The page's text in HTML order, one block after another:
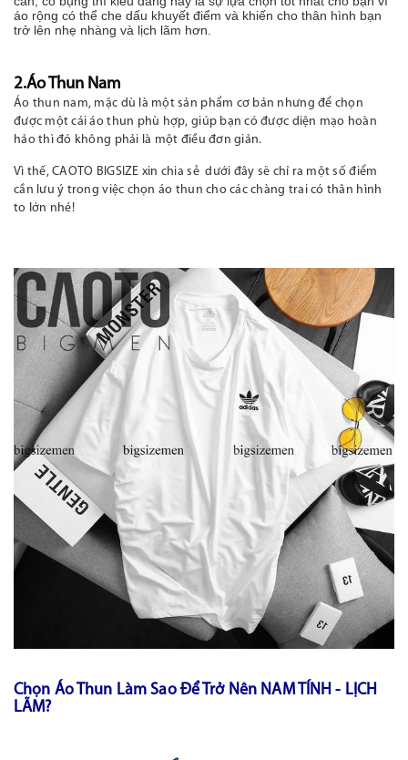
áo rộng có thể che dấu khuyết điểm và khiến cho thân hình bạn
trở lên nhẹ nhàng và lịch lãm hơn.
2.Áo Thun Nam
Áo thun nam, mặc dù là một sản phẩm cơ bản nhưng để chọn
được một cái áo thun phù hợp, giúp bạn có được diện mạo hoàn
hảo thì đó không phải là một điều đơn giản.
Vì thế, CAOTO BIGSIZE xin chia sẻ dưới đây sẽ chỉ ra một số điểm
cần lưu ý trong việc chọn áo thun cho các chàng traicó thân hình
to lớn nhé!
Chọn Áo Thun Làm Sao Để Trở Nên NAM TÍNH - LỊCH
LÃM?